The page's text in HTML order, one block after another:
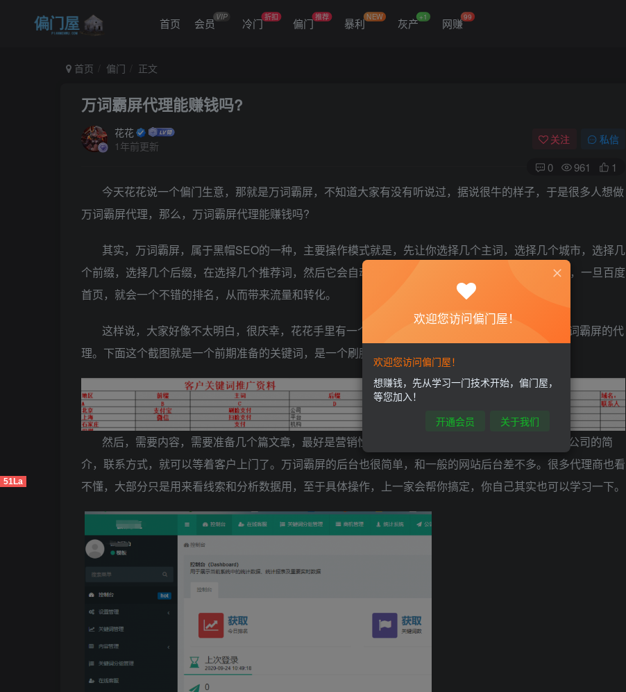
首页 会员VIP 冷门折扣 偏门推荐 暴利 NEW 灰产+1 网赚99
首页 偏门 正文
万词霸屏代理能赚钱吗?
花花
1年前更新
关注 私信
0 961 1
今天花花说一个偏门生意，那就是万词霸屏，不知道大家有没有听说过，据说很牛的样子，于是很多人想做
万词霸屏代理，那么，万词霸屏代理能赚钱吗?
其实，万词霸屏，属于黑帽SEO的一种，主要操作模式就是，先让你选择几个主词，选择几个城市，选择几
个前缀，选择几个后缀，在选择几个推荐词，然后它会自动生成几千，甚至上万个长尾关键词的页面，一旦百度
首页，就会一个不错的排名，从而带来流量和转化。
这样说，大家好像不太明白，很庆幸，花花手里有一个万词霸屏后台，因为我们公司刚也做了万词霸屏的代
理。下面这个截图就是一个前期准备的关键词，是一个刷脸支付的案例：
然后，需要内容，需要准备几个篇文章，最好是营销性很强的文章，制作成网页，上面加上自己公司的简
介，联系方式，就可以等着客户上门了。万词霸屏的后台也很简单，和一般的网站后台差不多。很多代理商也看
不懂，大部分只是用来看线索和分析数据用，至于具体操作，上一家会帮你搞定，你自己其实也可以学习一下。
欢迎您访问偏门屋！
欢迎您访问偏门屋！
想赚钱，先从学习一门技术开始，偏门屋，
等您加入！
开通会员
关于我们
51La